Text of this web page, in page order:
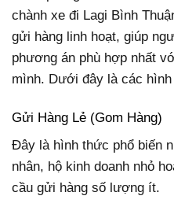
chành xe đi Lagi Bình
gửi hàng linh hoạt, giúp
phương án phù hợp nhất
mình. Dưới đây là các
Gửi Hàng Lẻ (Gom Hàng)
Đây là hình thức phổ biến
nhân, hộ kinh doanh nhỏ
cầu gửi hàng số lượng ít.